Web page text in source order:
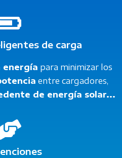
de carga
energía para minimizar los
entre cargadores,
de energía solar...